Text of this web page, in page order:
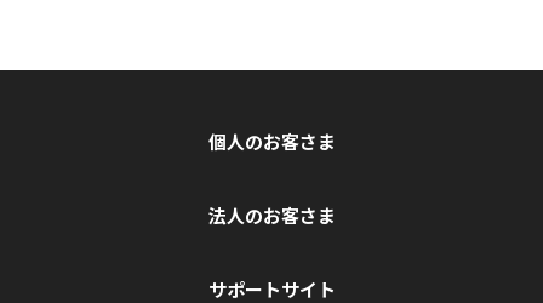
個人のお客さま
法人のお客さま
サポートサイト